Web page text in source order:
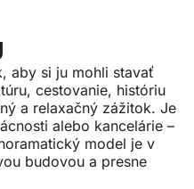
aby si ju mohli stavať
cestovanie, históriu
a relaxačný zážitok. Je
alebo kancelárie –
model je v
budovou a presne